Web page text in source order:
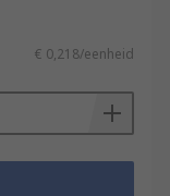
€ 0,218/eenheid